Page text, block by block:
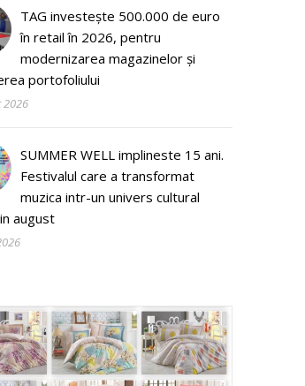
TAG investește 500.000 de euro
în retail în 2026, pentru
modernizarea magazinelor și
portofoliului
2026
SUMMER WELL implineste 15 ani.
Festivalul care a transformat
muzica intr-un univers cultural
august